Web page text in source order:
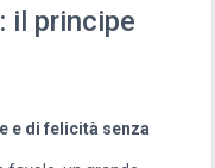
il principe
e di felicità senza